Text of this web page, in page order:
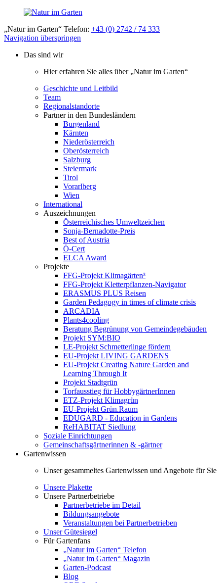
„Natur im Garten“ Telefon: +43 (0) 2742 / 74 333
Navigation überspringen
Das sind wir
Hier erfahren Sie alles über „Natur im Garten“
Geschichte und Leitbild
Team
Regionalstandorte
Partner in den Bundesländern
Burgenland
Kärnten
Niederösterreich
Oberösterreich
Salzburg
Steiermark
Tirol
Vorarlberg
Wien
International
Auszeichnungen
Österreichisches Umweltzeichen
Sonja-Bernadotte-Preis
Best of Austria
Ö-Cert
ELCA Award
Projekte
FFG-Projekt Klimagärten³
FFG-Projekt Kletterpflanzen-Navigator
ERASMUS PLUS Reisen
Garden Pedagogy in times of climate crisis
ARCADIA
Plants4cooling
Beratung Begrünung von Gemeindegebäuden
Projekt SYM:BIO
LE-Projekt Schmetterlinge fördern
EU-Projekt LIVING GARDENS
EU-Projekt Creating Nature Garden and
Learning Through It
Projekt Stadtgrün
Torfausstieg für HobbygärtnerInnen
ETZ-Projekt Klimagrün
EU-Projekt Grün.Raum
EDUGARD - Education in Gardens
ReHABITAT Siedlung
Soziale Einrichtungen
Gemeinschaftsgärtnerinnen & -gärtner
Gartenwissen
Unser gesammeltes Gartenwissen und Angebote für Sie
Unsere Plakette
Unsere Partnerbetriebe
Partnerbetriebe im Detail
Bildungsangebote
Veranstaltungen bei Partnerbetrieben
Unser Gütesiegel
Für Gartenfans
„Natur im Garten“ Telefon
„Natur im Garten“ Magazin
Garten-Podcast
Blog